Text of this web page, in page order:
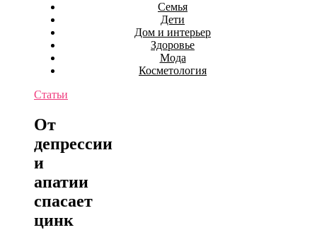
Семья
Дети
Дом и интерьер
Здоровье
Мода
Косметология
Статьи
От
депрессии
и
апатии
спасает
цинк